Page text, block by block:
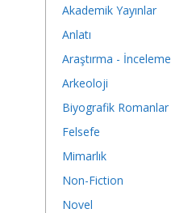
Akademik Yayınlar
Anlatı
Araştırma - İnceleme
Arkeoloji
Biyografik Romanlar
Felsefe
Mimarlık
Non-Fiction
Novel